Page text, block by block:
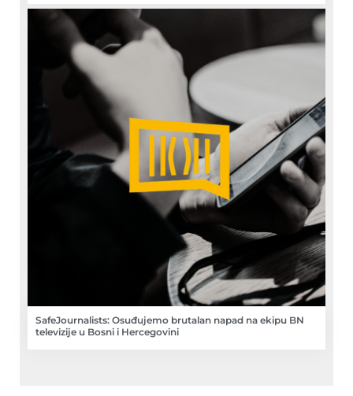
SafeJournalists: Osuđujemo brutalan napad na ekipu BN
televizije u Bosni i Hercegovini